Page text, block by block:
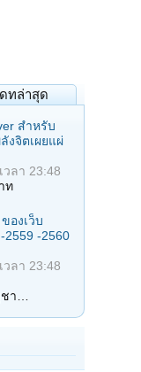
ทล่าสุด
สำหรับ
งจิตเผยแผ่
วลา 23:48
ท
องเว็บ
2559 -2560
วลา 23:48
า…